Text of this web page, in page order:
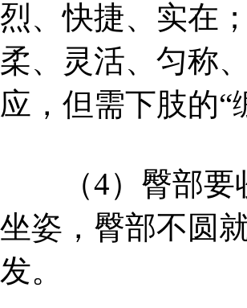
烈、快捷、实在
柔、灵活、匀称
应，但需下肢的“
（4）臀部要收
坐姿，臀部不圆
发。